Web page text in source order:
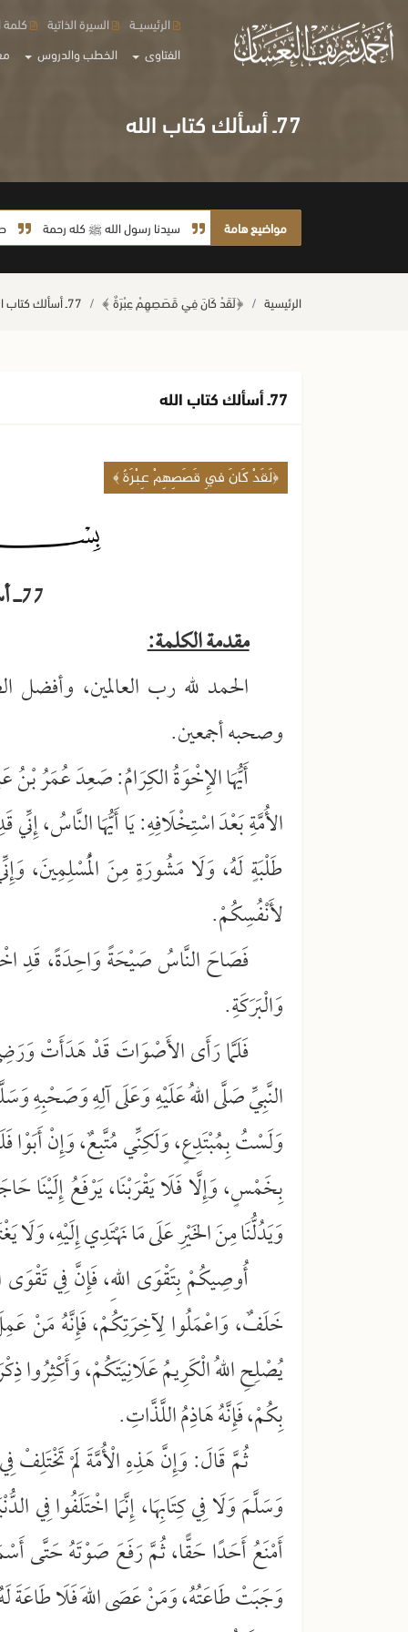
الفتاوى الخطب والدروس
الرئيسيــة السيرة الذاتية كلمة
77ـ أسألك كتاب الله
مواضيع هامةسيدنا رسول الله ﷺ كله رحمة صلاة آخر
الرئيسية ﴿لَقَدْ كَانَ فِي قَصَصِهِمْ عِبْرَةٌ ﴾ 77ـ أسألك كتاب الله
77ـ أسألك كتاب الله
﴿لَقَدْ كَانَ فِي قَصَصِهِمْ عِبْرَةٌ ﴾
77ـ أسألك كتاب الله
مقدمة الكلمة:
الحمد لله رب العالمين، وأفضل
وصحبه أجمعين.
أَيُّهَا الإِخْوَةُ الكِرَامُ: صَعِدَ عُمَرُ بْنُ
الأُمَّةِ بَعْدَ اسْتِخْلَافِهِ: يَا أَيُّهَا النَّاسُ،
طَلْبَةٍ لَهُ، وَلَا مَشُورَةٍ مِنَ الْمُسْلِمِينَ،
لأَنْفُسِكُمْ.
فَصَاحَ النَّاسُ صَيْحَةً وَاحِدَةً، قَدِ
وَالْبَرَكَةِ.
فَلَمَّا رَأَى الأَصْوَاتَ قَدْ هَدَأَتْ
النَّبِيِّ صَلَّى اللهُ عَلَيْهِ وَعَلَى آلِهِ وَصَحْبِهِ
وَلَسْتُ بِمُبْتَدِعٍ، وَلَكِنِّي مُتَّبِعٌ، وَإِنْ
بِخَمْسٍ، وَإِلَّا فَلَا يَقْرَبْنَا، يَرْفَعُ إِلَيْنَا
وَيَدُلُّنَا مِنَ الخَيْرِ عَلَى مَا نَهْتَدِي إِلَيْهِ، وَلَا
أُوصِيكُمْ بِتَقْوَى اللهِ، فَإِنَّ فِي
خَلَفٌ، وَاعْمَلُوا لِآخِرَتِكُمْ، فَإِنَّهُ مَنْ
يُصْلِحِ اللهُ الْكَرِيمُ عَلَانِيَتَكُمْ، وَأَكْثِرُوا
بِكُمْ، فَإِنَّهُ هَاذِمُ اللَّذَّاتِ.
ثُمَّ قَالَ: وَإِنَّ هَذِهِ الْأُمَّةَ لَمْ تَخْتَلِفْ
وَسَلَّمَ وَلَا فِي كِتَابِهَا، إِنَّمَا اخْتَلَفُوا فِي
أَمْنَعُ أَحَدًا حَقًّا، ثُمَّ رَفَعَ صَوْتَهُ حَتَّى
وَجَبَتْ طَاعَتُهُ، وَمَنْ عَصَى اللهَ فَلَا طَاعَةَ